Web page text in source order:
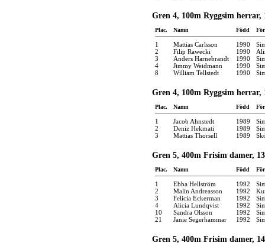
Gren 4, 100m Ryggsim herrar,
Plac. Namn Född
1 Mattias Carlsson 1990
2
Filip Rawecki 1990
3
Anders Harnebrandt 1990
4
Jimmy Weidmann 1990
8
William Tellstedt 1990
Gren 4, 100m Ryggsim herrar,
Plac. Namn Född
1 Jacob Ahnstedt 1989
2
Deniz Hekmati 1989
3
Mattias Thorsell 1989
Gren 5, 400m Frisim damer,
Plac. Namn Född
1 Ebba Hellström 1992
2
Malin Andreasson 1992
3
Felicia Eckerman 1992
4
Alicia Lundqvist 1992
10
Sandra Olsson 1992
21
Janie Segerhammar 1992
Gren 5, 400m Frisim damer,